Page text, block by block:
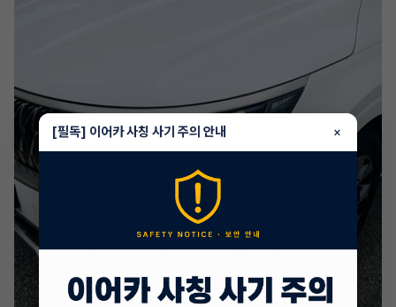
[필독] 이어카 사칭 사기 주의 안내 ×